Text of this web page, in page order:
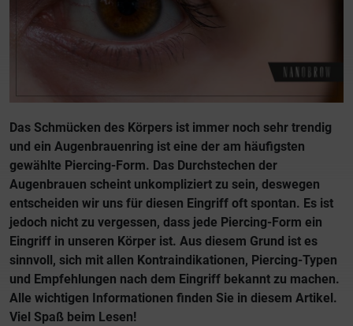
Das Schmücken des Körpers ist immer noch sehr trendig
und ein Augenbrauenring ist eine der am häufigsten
gewählte Piercing-Form. Das Durchstechen der
Augenbrauen scheint unkompliziert zu sein, deswegen
entscheiden wir uns für diesen Eingriff oft spontan. Es ist
jedoch nicht zu vergessen, dass jede Piercing-Form ein
Eingriff in unseren Körper ist. Aus diesem Grund ist es
sinnvoll, sich mit allen Kontraindikationen, Piercing-Typen
und Empfehlungen nach dem Eingriff bekannt zu machen.
Alle wichtigen Informationen finden Sie in diesem Artikel.
Viel Spaß beim Lesen!